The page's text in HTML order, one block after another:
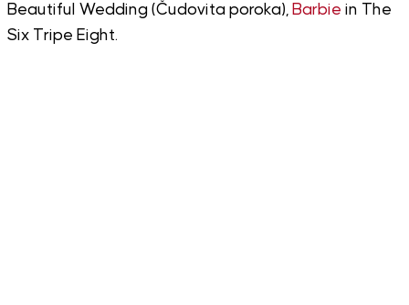
Beautiful Wedding (Čudovita poroka), Barbie in The
Six Tripe Eight.